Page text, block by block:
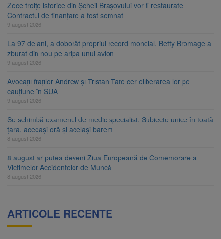
Zece troițe istorice din Șcheii Brașovului vor fi restaurate.
Contractul de finanțare a fost semnat
9 august 2026
La 97 de ani, a doborât propriul record mondial. Betty Bromage a
zburat din nou pe aripa unui avion
9 august 2026
Avocații fraților Andrew și Tristan Tate cer eliberarea lor pe
cauțiune în SUA
9 august 2026
Se schimbă examenul de medic specialist. Subiecte unice în toată
țara, aceeași oră și același barem
8 august 2026
8 august ar putea deveni Ziua Europeană de Comemorare a
Victimelor Accidentelor de Muncă
8 august 2026
ARTICOLE RECENTE